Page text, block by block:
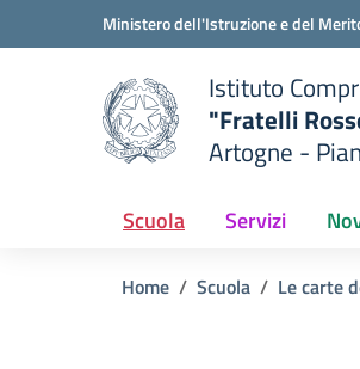
Vai ai contenuti
Vai al menu di navigazioneMinistero dell'Istruzione e del
scuola
Istituto
"Fratelli
Artogne -
Scuola Servizi
Home Scuola Le carte